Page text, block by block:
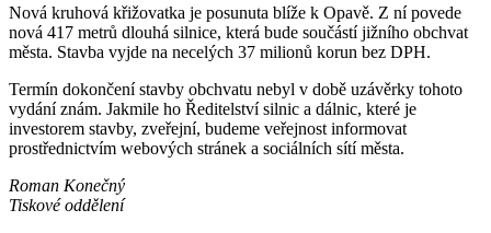
Nová kruhová křižovatka je posunuta blíže k Opavě. Z ní povede
nová 417 metrů dlouhá silnice, která bude součástí jižního obchvat
města. Stavba vyjde na necelých 37 milionů korun bez DPH.
Termín dokončení stavby obchvatu nebyl v době uzávěrky tohoto
vydání znám. Jakmile ho Ředitelství silnic a dálnic, které je
investorem stavby, zveřejní, budeme veřejnost informovat
prostřednictvím webových stránek a sociálních sítí města.
Roman Konečný
Tiskové oddělení